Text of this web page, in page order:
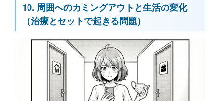
10. 周囲へのカミングアウトと生活の変化
（治療とセットで起きる問題）